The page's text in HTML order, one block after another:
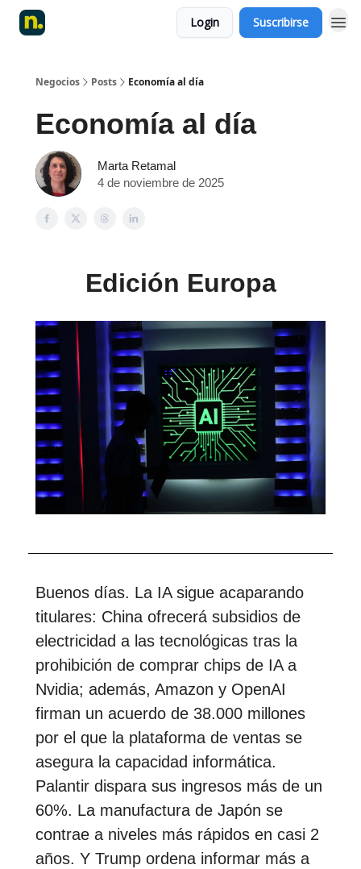
Login Suscribirse
Negocios Posts Economía al día
Economía al día
Marta Retamal
4 de noviembre de 2025
Edición Europa
Buenos días. La IA sigue acaparando
titulares: China ofrecerá subsidios de
electricidad a las tecnológicas tras la
prohibición de comprar chips de IA a
Nvidia; además, Amazon y OpenAI
firman un acuerdo de 38.000 millones
por el que la plataforma de ventas se
asegura la capacidad informática.
Palantir dispara sus ingresos más de un
60%. La manufactura de Japón se
contrae a niveles más rápidos en casi 2
años. Y Trump ordena informar más a